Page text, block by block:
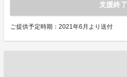
支援終了
ご提供予定時期：2021年6月より送付